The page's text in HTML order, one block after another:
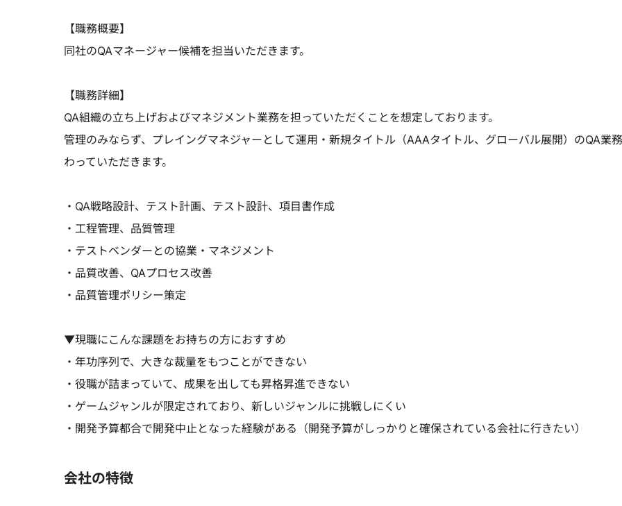
【職務概要】
同社のQAマネージャー候補を担当いただきます。
【職務詳細】
QA組織の立ち上げおよびマネジメント業務を担っていただくことを想定しております。
管理のみならず、プレイングマネジャーとして運用・新規タイトル（AAAタイトル、グローバル展開）のQA業
わっていただきます。
・QA戦略設計、テスト計画、テスト設計、項目書作成
・工程管理、品質管理
・テストベンダーとの協業・マネジメント
・品質改善、QAプロセス改善
・品質管理ポリシー策定
▼現職にこんな課題をお持ちの方におすすめ
・年功序列で、大きな裁量をもつことができない
・役職が詰まっていて、成果を出しても昇格昇進できない
・ゲームジャンルが限定されており、新しいジャンルに挑戦しにくい
・開発予算都合で開発中止となった経験がある（開発予算がしっかりと確保されている会社に行きたい）
会社の特徴